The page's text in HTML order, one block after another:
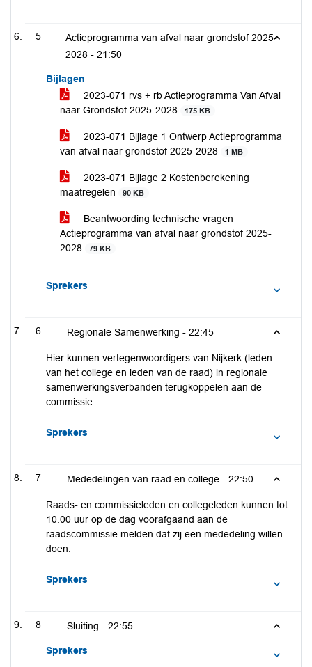
5
Actieprogramma van afval naar grondstof 2025-
2028 - 21:50
Bijlagen
2023-071 rvs + rb Actieprogramma Van Afval
naar Grondstof 2025-2028
175 KB
2023-071 Bijlage 1 Ontwerp Actieprogramma
van afval naar grondstof 2025-2028
1 MB
2023-071 Bijlage 2 Kostenberekening
maatregelen
90 KB
Beantwoording technische vragen
Actieprogramma van afval naar grondstof 2025-
2028
79 KB
Sprekers
6 Regionale Samenwerking - 22:45
Hier kunnen vertegenwoordigers van Nijkerk (leden
van het college en leden van de raad) in regionale
samenwerkingsverbanden terugkoppelen aan de
commissie.
Sprekers
7 Mededelingen van raad en college - 22:50
Raads- en commissieleden en collegeleden kunnen tot
10.00 uur op de dag voorafgaand aan de
raadscommissie melden dat zij een mededeling willen
doen.
Sprekers
8 Sluiting - 22:55
Sprekers